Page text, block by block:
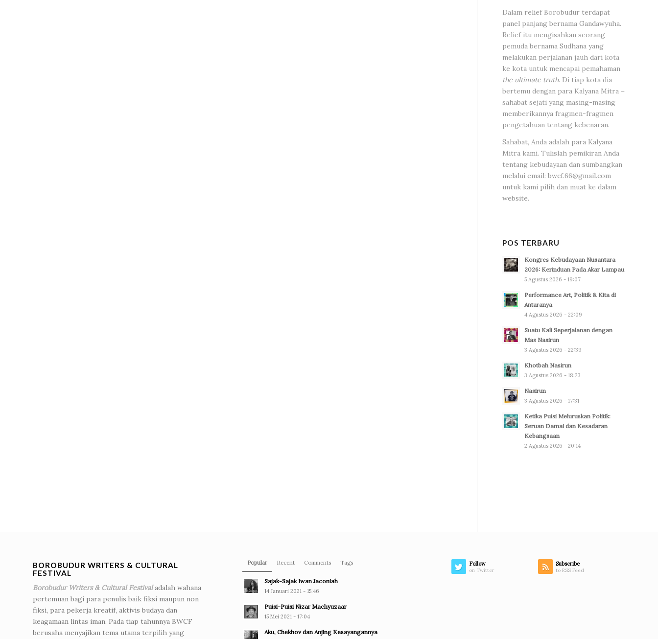
Dalam relief Borobudur terdapat
panel panjang bernama Gandawyuha.
Relief itu mengisahkan seorang
pemuda bernama Sudhana yang
melakukan perjalanan jauh dari kota
ke kota untuk mencapai pemahaman
the ultimate truth. Di tiap kota dia
bertemu dengan para Kalyana Mitra –
sahabat sejati yang masing-masing
memberikannya fragmen-fragmen
pengetahuan tentang kebenaran.
Sahabat, Anda adalah para Kalyana
Mitra kami. Tulislah pemikiran Anda
tentang kebudayaan dan sumbangkan
melalui email: bwcf.66@gmail.com
untuk kami pilih dan muat ke dalam
website.
POS TERBARU
Kongres Kebudayaan Nusantara
2026: Kerinduan Pada Akar Lampau
5 Agustus 2026 - 19:07
Performance Art, Politik & Kita di
Antaranya
4 Agustus 2026 - 22:09
Suatu Kali Seperjalanan dengan
Mas Nasirun
3 Agustus 2026 - 22:39
Khotbah Nasirun
3 Agustus 2026 - 18:23
Nasirun
3 Agustus 2026 - 17:31
Ketika Puisi Meluruskan Politik:
Seruan Damai dan Kesadaran
Kebangsaan
2 Agustus 2026 - 20:14
BOROBUDUR WRITERS & CULTURAL
FESTIVAL
Borobudur Writers & Cultural Festivaladalah wahana
pertemuan bagi para penulis baik fiksi maupun non
fiksi, para pekerja kreatif, aktivis budaya dan
keagamaan lintas iman. Pada tiap tahunnya BWCF
berusaha menyajikan tema utama terpilih yang
Popular Recent Comments Tags
Sajak-Sajak Iwan Jaconiah
14 Januari 2021 - 15:46
Puisi-Puisi Nizar Machyuzaar
15 Mei 2021 - 17:04
Aku, Chekhov dan Anjing Kesayangannya
Follow
on Twitter
Subscribe
to RSS Feed